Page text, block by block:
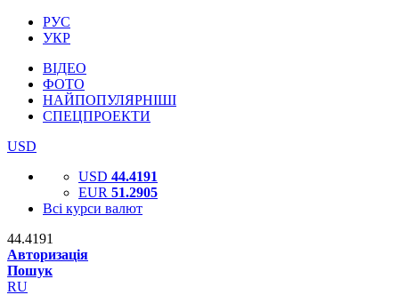
РУС
УКР
ВІДЕО
ФОТО
НАЙПОПУЛЯРНІШІ
СПЕЦПРОЕКТИ
USD
USD 44.4191
EUR 51.2905
Всі курси валют
44.4191
Авторизація
Пошук
RU